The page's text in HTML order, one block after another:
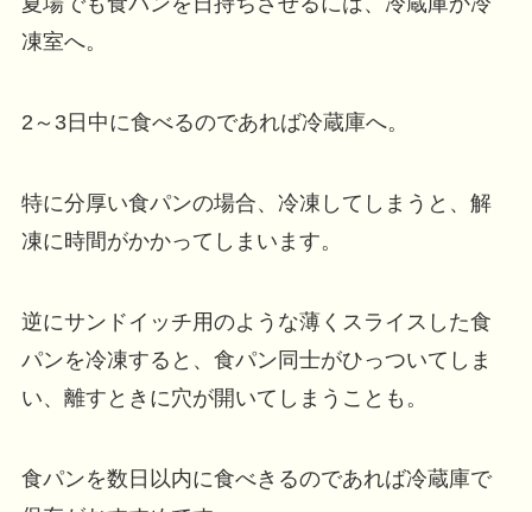
凍室へ。
2～3日中に食べるのであれば冷蔵庫へ。
特に分厚い食パンの場合、冷凍してしまうと、解
凍に時間がかかってしまいます。
逆にサンドイッチ用のような薄くスライスした食
パンを冷凍すると、食パン同士がひっついてしま
い、離すときに穴が開いてしまうことも。
食パンを数日以内に食べきるのであれば冷蔵庫で